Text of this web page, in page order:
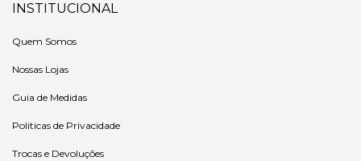
INSTITUCIONAL
Quem Somos
Nossas Lojas
Guia de Medidas
Politicas de Privacidade
Trocas e Devoluções